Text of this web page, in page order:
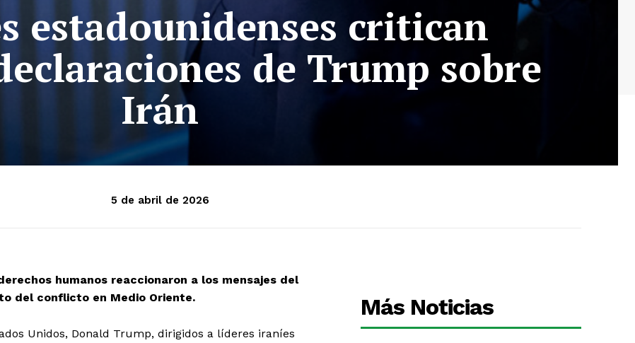
estadounidenses critican
de Trump sobre
Irán
5 de abril de 2026
humanos reaccionaron a los mensajes del
del conflicto en Medio Oriente.
Unidos, Donald Trump, dirigidos a líderes iraníes
Más Noticias